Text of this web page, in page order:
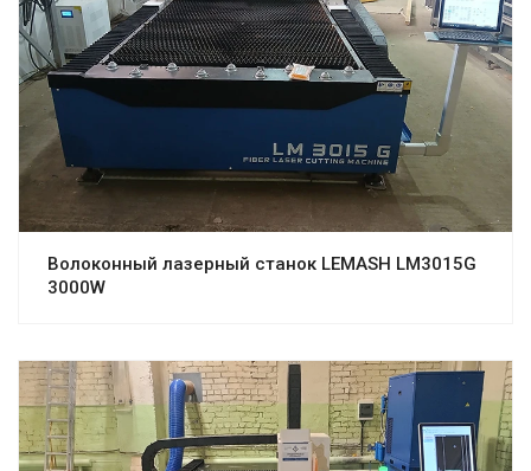
Волоконный лазерный станок LEMASH LM3015G
3000W